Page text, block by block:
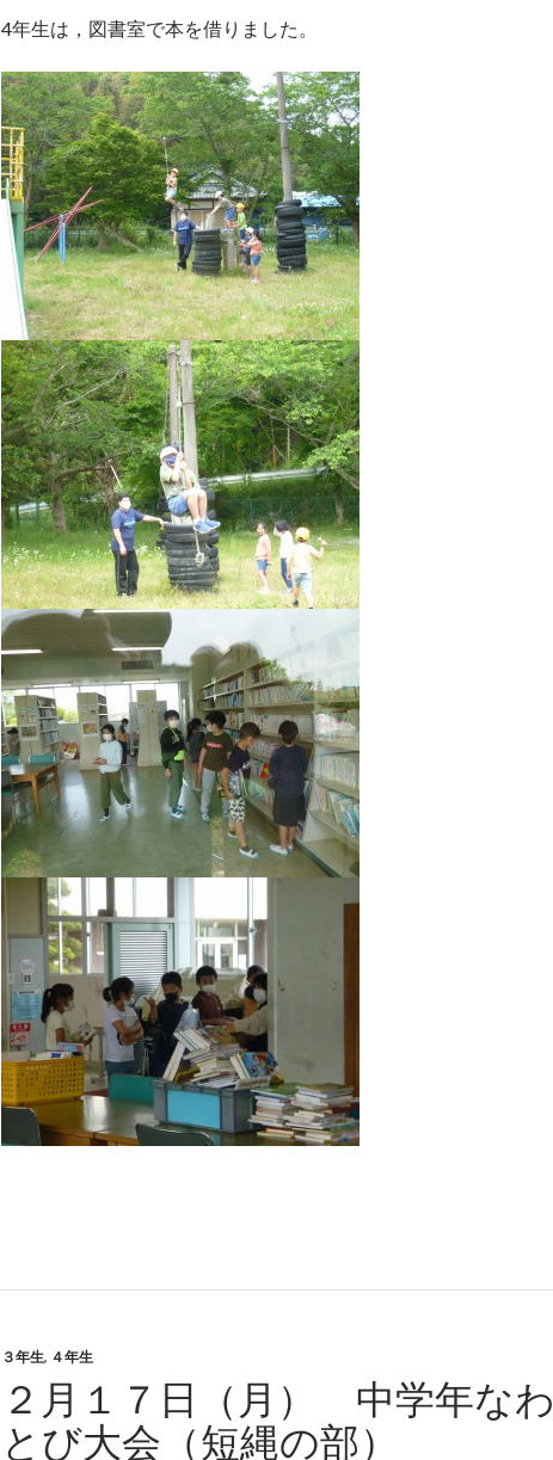
4年生は，図書室で本を借りました。
３年生, ４年生
２月１７日（月） 中学年なわ
とび大会（短縄の部）